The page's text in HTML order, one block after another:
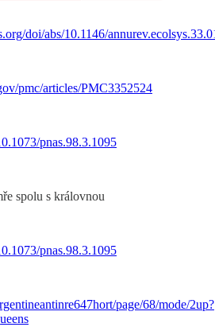
doi/abs/10.1146/
pmc/articles/PMC3352524
pnas.98.3.1095
spolu s královnou
pnas.98.3.1095
page/68/mode/2up?